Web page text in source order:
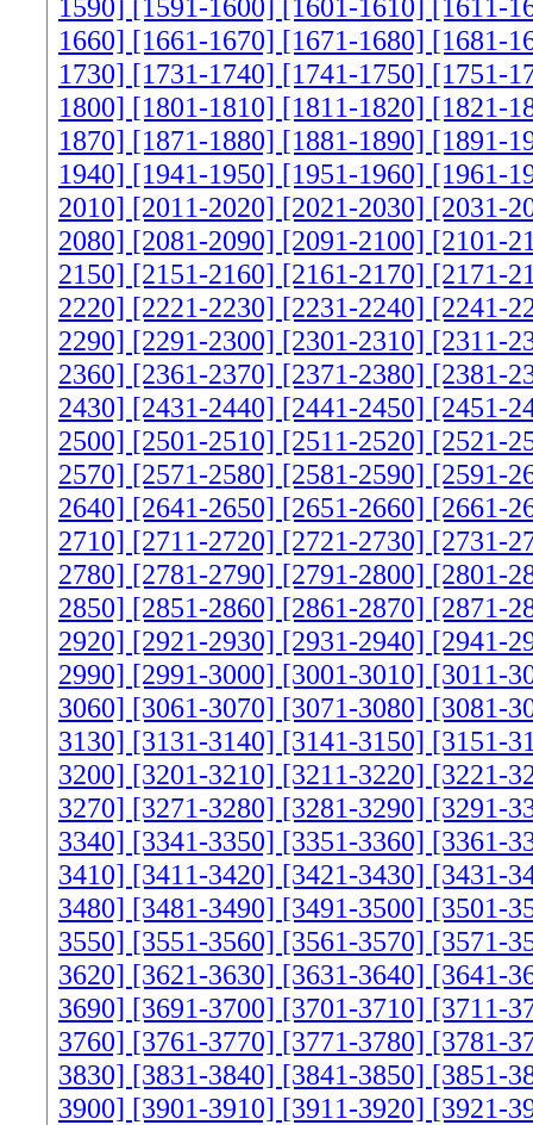
1660] [1661-1670] [1671-1680] [1681-
1730] [1731-1740] [1741-1750] [1751-
1800] [1801-1810] [1811-1820] [1821-
1870] [1871-1880] [1881-1890] [1891-
1940] [1941-1950] [1951-1960] [1961-
2010] [2011-2020] [2021-2030] [2031-
2080] [2081-2090] [2091-2100] [2101-
2150] [2151-2160] [2161-2170] [2171-
2220] [2221-2230] [2231-2240] [2241-
2290] [2291-2300] [2301-2310] [2311-
2360] [2361-2370] [2371-2380] [2381-
2430] [2431-2440] [2441-2450] [2451-
2500] [2501-2510] [2511-2520] [2521-
2570] [2571-2580] [2581-2590] [2591-
2640] [2641-2650] [2651-2660] [2661-
2710] [2711-2720] [2721-2730] [2731-
2780] [2781-2790] [2791-2800] [2801-
2850] [2851-2860] [2861-2870] [2871-
2920] [2921-2930] [2931-2940] [2941-
2990] [2991-3000] [3001-3010] [3011-
3060] [3061-3070] [3071-3080] [3081-
3130] [3131-3140] [3141-3150] [3151-
3200] [3201-3210] [3211-3220] [3221-
3270] [3271-3280] [3281-3290] [3291-
3340] [3341-3350] [3351-3360] [3361-
3410] [3411-3420] [3421-3430] [3431-
3480] [3481-3490] [3491-3500] [3501-
3550] [3551-3560] [3561-3570] [3571-
3620] [3621-3630] [3631-3640] [3641-
3690] [3691-3700] [3701-3710] [3711-
3760] [3761-3770] [3771-3780] [3781-
3830] [3831-3840] [3841-3850] [3851-
3900] [3901-3910] [3911-3920] [3921-